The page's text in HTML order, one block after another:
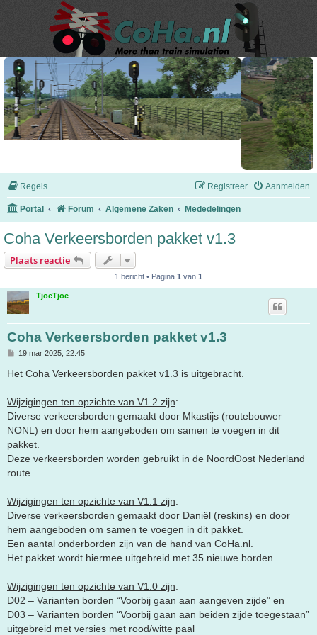
Regels Aanmelden
Registreer
Portal Forum Algemene Zaken Mededelingen
Coha Verkeersborden pakket v1.3
Plaats reactie
1 bericht • Pagina 1 van 1
TjoeTjoe
Coha Verkeersborden pakket v1.3
B
r
h
t
19 mar 2025, 22:45
Het Coha Verkeersborden pakket v1.3 is uitgebracht.
Wijzigingen ten opzichte van V1.2 zijn:
Diverse verkeersborden gemaakt door Mkastijs (routebouwer
NONL) en door hem aangeboden om samen te voegen in dit
pakket.
Deze verkeersborden worden gebruikt in de NoordOost Nederland
route.
Wijzigingen ten opzichte van V1.1 zijn:
Diverse verkeersborden gemaakt door Daniël (reskins) en door
hem aangeboden om samen te voegen in dit pakket.
Een aantal onderborden zijn van de hand van CoHa.nl.
Het pakket wordt hiermee uitgebreid met 35 nieuwe borden.
Wijzigingen ten opzichte van V1.0 zijn:
D02 – Varianten borden “Voorbij gaan aan aangeven zijde” en
D03 – Varianten borden “Voorbij gaan aan beiden zijde toegestaan”
uitgebreid met versies met rood/witte paal